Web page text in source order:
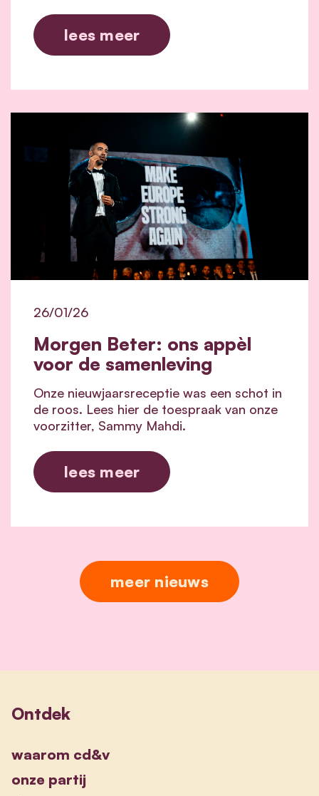
lees meer
Morgen Beter: ons appèl
voor de samenleving
26/01/26
Onze nieuwjaarsreceptie was een schot in
de roos. Lees hier de toespraak van onze
voorzitter, Sammy Mahdi.
lees meer
meer nieuws
Ontdek
waarom cd&v
onze partij